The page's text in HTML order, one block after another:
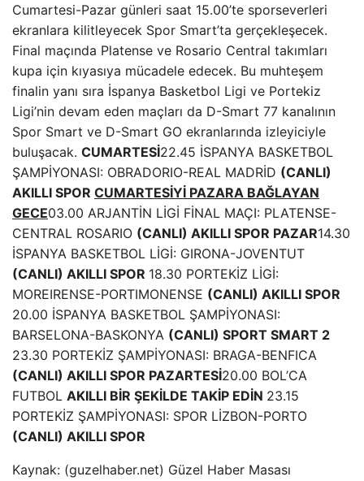
Cumartesi-Pazar günleri saat 15.00’te sporseverleri
ekranlara kilitleyecek Spor Smart’ta gerçekleşecek.
Final maçında Platense ve Rosario Central takımları
kupa için kıyasıya mücadele edecek. Bu muhteşem
finalin yanı sıra İspanya Basketbol Ligi ve Portekiz
Ligi’nin devam eden maçları da D-Smart 77 kanalının
Spor Smart ve D-Smart GO ekranlarında izleyiciyle
buluşacak. CUMARTESİ22.45 İSPANYA BASKETBOL
ŞAMPİYONASI: OBRADORIO-REAL MADRİD (CANLI)
AKILLI SPOR CUMARTESİYİ PAZARA BAĞLAYAN
GECE03.00 ARJANTİN LİGİ FİNAL MAÇI: PLATENSE-
CENTRAL ROSARIO (CANLI) AKILLI SPOR PAZAR14.30
İSPANYA BASKETBOL LİGİ: GIRONA-JOVENTUT
(CANLI) AKILLI SPOR 18.30 PORTEKİZ LİGİ:
MOREIRENSE-PORTIMONENSE (CANLI) AKILLI SPOR
20.00 İSPANYA BASKETBOL ŞAMPİYONASI:
BARSELONA-BASKONYA (CANLI) SPORT SMART 2
23.30 PORTEKİZ ŞAMPİYONASI: BRAGA-BENFICA
(CANLI) AKILLI SPOR PAZARTESİ20.00 BOL’CA
FUTBOL AKILLI BİR ŞEKİLDE TAKİP EDİN 23.15
PORTEKİZ ŞAMPİYONASI: SPOR LİZBON-PORTO
(CANLI) AKILLI SPOR
Kaynak: (guzelhaber.net) Güzel Haber Masası